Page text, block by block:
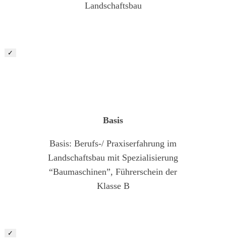
Landschaftsbau
✓
Basis
Basis: Berufs-/ Praxiserfahrung im
Landschaftsbau mit Spezialisierung
“Baumaschinen”, Führerschein der
Klasse B
✓